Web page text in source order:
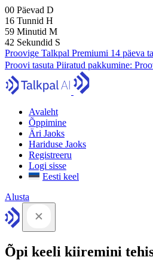
00 Päevad D
16 Tunnid H
59 Minutid M
41 Sekundid S
Proovige Talkpal Premiumi 14 päeva
Proovi tasuta Piiratud pakkumine:
Avaleht
Õppimine
Äri Jaoks
Hariduse Jaoks
Registreeru
Logi sisse
Eesti keel
Alusta
Õpi keeli kiiremini